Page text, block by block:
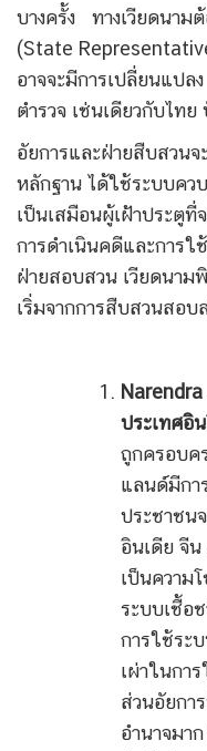
บางครั้ง ทางเวียดนาม
(State
อาจจะมีการเปลี่ยนแป
ตำรวจ เช่นเดียวกับไท
อัยการและฝ่ายสืบสวนจ
หลักฐาน ได้ใช้ระบบค
เป็นเสมือนผู้เฝ้าประตู
การดำเนินคดีและการใ
ฝ่ายสอบสวน เวียดนา
เริ่มจากการสืบสวนสอ
ประเทศอิ
ถูกครอบค
แลนด์มีกา
ประชาชน
อินเดีย จี
เป็นความ
ระบบเชื้อ
การใช้ระ
เผ่าในกา
ส่วนอัยกา
อำนาจมา